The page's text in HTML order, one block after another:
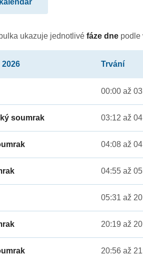
ukazuje jednotlivéfáze dne podle
2026 Trvání
00:00 až
soumrak 03:12 až
04:08 až
04:55 až
05:31 až
20:19 až
20:56 až